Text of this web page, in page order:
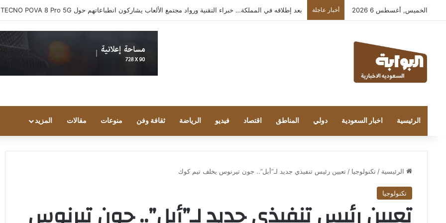
الخميس, أغسطس 6 2026 أخبار عاجلة بعد إطلاقه في المملكة… خبراء التقنية ورواد مجتمع الألعاب يشاركون انطباعاتهم حول TECNO POVA 8 Pro 5G
الرئيسية اخبار السعودية دولي المناطق اقتصاد فيديو الرياضة ثقافة وفن منوعات مقالات المزيد
الرئيسية / تكنولوجيا / تعيين رئيس تنفيذي جديد لـ”أبل”.. جون تيرنوس يخلف تيم كوك
تكنولوجيا